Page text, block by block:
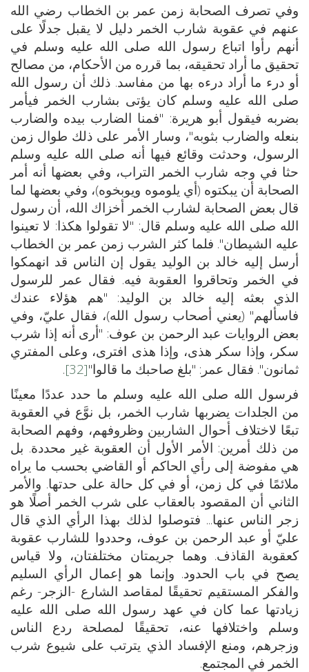
وفي تصرف الصحابة زمن عمر بن الخطاب رضي الله
عنهم في عقوبة شارب الخمر دليل لا يقبل جدلًا على
أنهم رأوا اتباع رسول الله صلى الله عليه وسلم في
تحقيق ما أراد تحقيقه، بما قرره من الأحكام، من مصالح
أو درء ما أراد درءه بها من مفاسد. ذلك أن رسول الله
صلى الله عليه وسلم كان يؤتى بشارب الخمر فيأمر
بضربه فيقول أبو هريرة: "فمنا الضارب بيده والضارب
بنعله والضارب بثوبه"، وسار الأمر على ذلك طوال زمن
الرسول، وحدثت وقائع فيها أنه صلى الله عليه وسلم
حثا في وجه شارب الخمر التراب، وفي بعضها أنه أمر
الصحابة أن يبكتوه (أي يلوموه ويوبخوه)، وفي بعضها لما
قال بعض الصحابة لشارب الخمر أخزاك الله، أن رسول
الله صلى الله عليه وسلم قال: "لا تقولوا هكذا: لا تعينوا
عليه الشيطان". فلما كثر الشرب زمن عمر بن الخطاب
أرسل إليه خالد بن الوليد يقول إن الناس قد انهمكوا
في الخمر وتحاقروا العقوبة فيه. فقال عمر للرسول
الذي بعثه إليه خالد بن الوليد: "هم هؤلاء عندك
فاسألهم" (يعني أصحاب رسول الله)، فقال عليّ، وفي
بعض الروايات عبد الرحمن بن عوف: "أرى أنه إذا شرب
سكر، وإذا سكر هذى، وإذا هذى افترى، وعلى المفتري
ثمانون". فقال عمر: "بلغ صاحبك ما قالوا"[32]
.
فرسول الله صلى الله عليه وسلم ما حدد عددًا معينًا
من الجلدات يضربها شارب الخمر، بل نوَّع في العقوبة
تبعًا لاختلاف أحوال الشاربين وظروفهم، وفهم الصحابة
من ذلك أمرين: الأمر الأول أن العقوبة غير محددة. بل
هي مفوضة إلى رأي الحاكم أو القاضي بحسب ما يراه
ملائمًا في كل زمن، أو في كل حالة على حدتها. والأمر
الثاني أن المقصود بالعقاب على شرب الخمر أصلًا هو
زجر الناس عنها... فتوصلوا لذلك بهذا الرأي الذي قال
عليّ أو عبد الرحمن بن عوف، وحددوا للشارب عقوبة
كعقوبة القاذف. وهما جريمتان مختلفتان، ولا قياس
يصح في باب الحدود. وإنما هو إعمال الرأي السليم
والفكر المستقيم تحقيقًا لمقاصد الشارع -الزجر- رغم
زيادتها عما كان في عهد رسول الله صلى الله عليه
وسلم واختلافها عنه، تحقيقًا لمصلحة ردع الناس
وزجرهم، ومنع الإفساد الذي يترتب على شيوع شرب
الخمر في المجتمع.